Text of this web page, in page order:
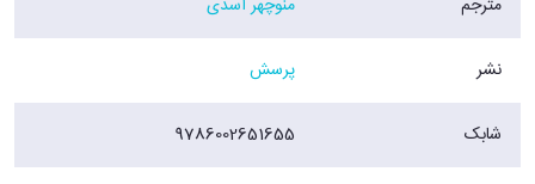
نشر پرسش
شابک 9786002651655